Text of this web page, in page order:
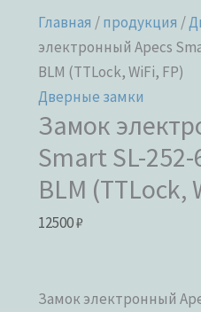
Главная /продукция /
электронный Apecs
BLM (TTLock, WiFi, FP)
Дверные замки
Замок
Smart SL-
BLM (TTLock,
12500₽
Замок электронный